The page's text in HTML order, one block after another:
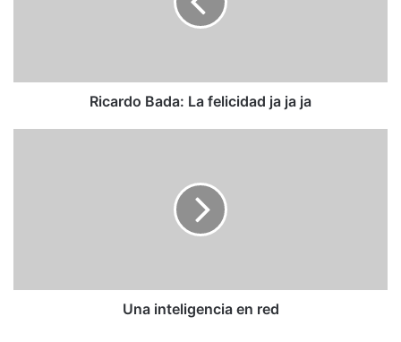
Ricardo Bada: La felicidad ja ja ja
Una inteligencia en red